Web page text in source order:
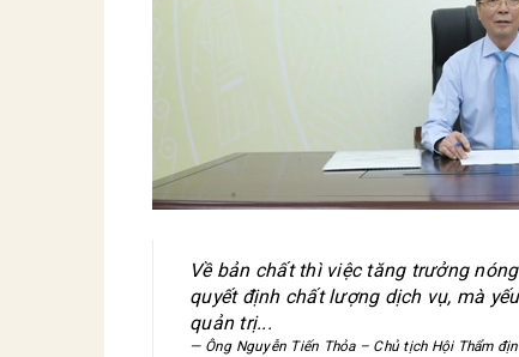
Về bản chất thì việc tăng trưởng
quyết định chất lượng dịch vụ, mà
quản trị...
Ông Nguyễn Tiến Thỏa – Chủ tịch Hội Thẩm